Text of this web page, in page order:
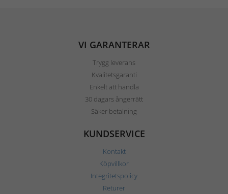
VI GARANTERAR
Trygg leverans
Kvalitetsgaranti
Enkelt att handla
30 dagars ångerrätt
Säker betalning
KUNDSERVICE
Kontakt
Köpvillkor
Integritetspolicy
Returer